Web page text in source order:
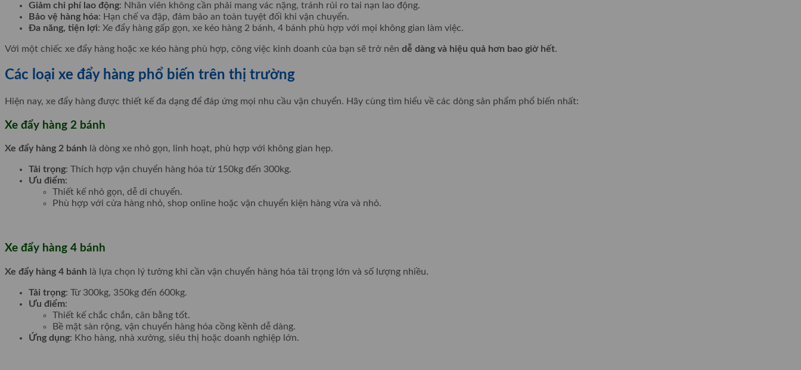
Giảm chi phí lao động: Nhân viên không cần phải mang vác nặng, tránh rủi ro tai nạn lao động.
Bảo vệ hàng hóa: Hạn chế va đập, đảm bảo an toàn tuyệt đối khi vận chuyển.
Đa năng, tiện lợi: Xe đẩy hàng gấp gọn, xe kéo hàng 2 bánh, 4 bánh phù hợp với mọi không gian làm việc.
Với một chiếc xe đẩy hàng hoặc xe kéo hàng phù hợp, công việc kinh doanh của bạn sẽ trở nên dễ dàng và hiệu quả hơn bao giờ hết.
Các loại xe đẩy hàng phổ biến trên thị trường
Hiện nay, xe đẩy hàng được thiết kế đa dạng để đáp ứng mọi nhu cầu vận chuyển. Hãy cùng tìm hiểu về các dòng sản phẩm phổ biến nhất:
Xe đẩy hàng 2 bánh
Xe đẩy hàng 2 bánh là dòng xe nhỏ gọn, linh hoạt, phù hợp với không gian hẹp.
Tải trọng: Thích hợp vận chuyển hàng hóa từ 150kg đến 300kg.
Ưu điểm:
Thiết kế nhỏ gọn, dễ di chuyển.
Phù hợp với cửa hàng nhỏ, shop online hoặc vận chuyển kiện hàng vừa và nhỏ.
Xe đẩy hàng 4 bánh
Xe đẩy hàng 4 bánh là lựa chọn lý tưởng khi cần vận chuyển hàng hóa tải trọng lớn và số lượng nhiều.
Tải trọng: Từ 300kg, 350kg đến 600kg.
Ưu điểm:
Thiết kế chắc chắn, cân bằng tốt.
Bề mặt sàn rộng, vận chuyển hàng hóa cồng kềnh dễ dàng.
Ứng dụng: Kho hàng, nhà xưởng, siêu thị hoặc doanh nghiệp lớn.